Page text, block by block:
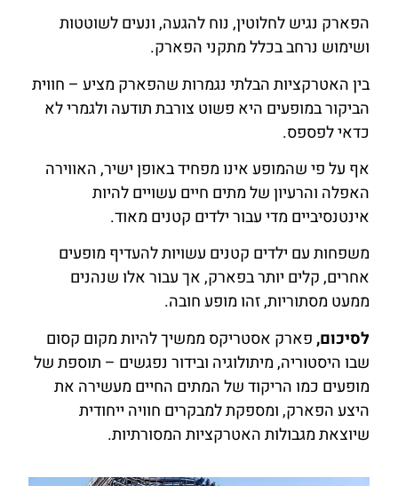
הפארק נגיש לחלוטין, נוח להגעה, ונעים לשוטטות
ושימוש נרחב בכלל מתקני הפארק.
בין האטרקציות הבלתי נגמרות שהפארק מציע – חווית
הביקור במופעים היא פשוט צורבת תודעה ולגמרי לא
כדאי לפספס.
אף על פי שהמופע אינו מפחיד באופן ישיר, האווירה
האפלה והרעיון של מתים חיים עשויים להיות
אינטנסיביים מדי עבור ילדים קטנים מאוד.
משפחות עם ילדים קטנים עשויות להעדיף מופעים
אחרים, קלים יותר בפארק, אך עבור אלו שנהנים
ממעט מסתוריות, זהו מופע חובה.
לסיכום,פארק אסטריקס ממשיך להיות מקום קסום
שבו היסטוריה, מיתולוגיה ובידור נפגשים – תוספת של
מופעים כמוהריקוד של המתים החיים מעשירה את
היצע הפארק, ומספקת למבקרים חוויה ייחודית
שיוצאת מגבולות האטרקציות המסורתיות.